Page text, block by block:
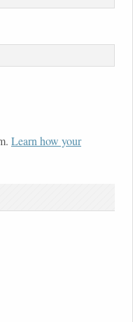
Learn how your